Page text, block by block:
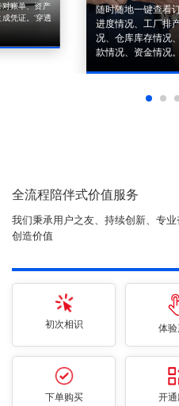
账单、资产
凭证。'穿透
随时随地一键查看
进度情况、工厂排
况、仓库库存情况
款情况、资金情况。
全流程陪伴式价值服务
我们秉承用户之友、持续创新、专
创造价值
初次相识 体验
下单购买 开通